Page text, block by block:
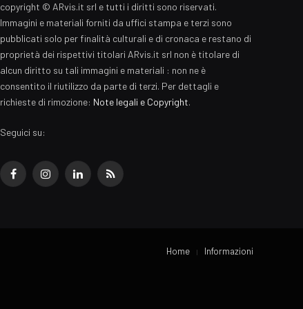
copyright © ARvis.it srl e tutti i diritti sono riservati.
Immagini e materiali forniti da uffici stampa e terzi sono
pubblicati solo per finalità culturali e di cronaca e restano di
proprietà dei rispettivi titolari ARvis.it srl non è titolare di
alcun diritto su tali immagini e materiali : non ne è
consentito il riutilizzo da parte di terzi. Per dettagli e
richieste di rimozione: Note legali e Copyright.
Seguici su:
FacebookInstagramLinkedInRSS
Home Informazioni